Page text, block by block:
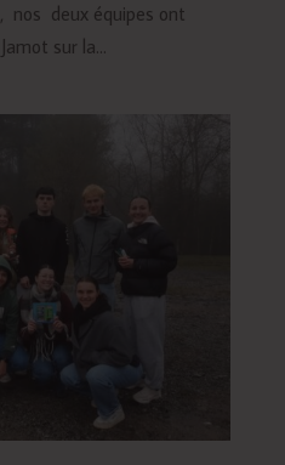
nos deux équipes ont
sur la...